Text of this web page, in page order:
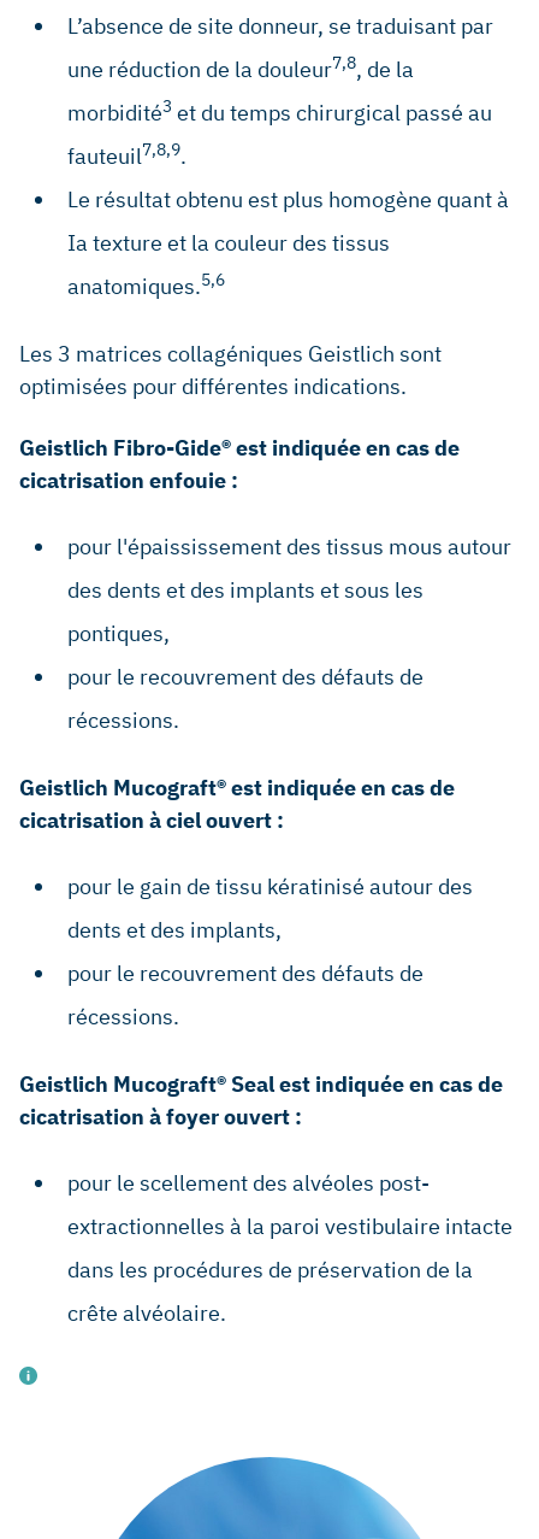
L’absence de site donneur, se traduisant par
une réduction de la douleur7,8, de la
morbidité3 et du temps chirurgical passé au
fauteuil7,8,9.
Le résultat obtenu est plus homogène quant à
Ia texture et la couleur des tissus
anatomiques.5,6
Les 3 matrices collagéniques Geistlich sont
optimisées pour différentes indications.
Geistlich Fibro-Gide® est indiquée en cas de
cicatrisation enfouie :
pour l'épaississement des tissus mous autour
des dents et des implants et sous les
pontiques,
pour le recouvrement des défauts de
récessions.
Geistlich Mucograft® est indiquée en cas de
cicatrisation à ciel ouvert :
pour le gain de tissu kératinisé autour des
dents et des implants,
pour le recouvrement des défauts de
récessions.
Geistlich Mucograft® Seal est indiquée en cas de
cicatrisation à foyer ouvert :
pour le scellement des alvéoles post-
extractionnelles à la paroi vestibulaire intacte
dans les procédures de préservation de la
crête alvéolaire.
Giannobile WV, et al.: Clin Oral Implants Res 2018; 29